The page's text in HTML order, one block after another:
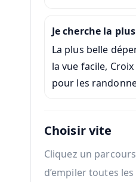
Je cherche la
La plus belle
la vue facile,
pour les
Choisir vite
Cliquez un
d’empiler toutes